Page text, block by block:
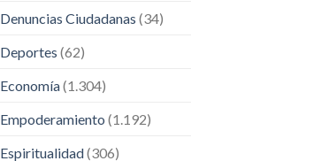
Denuncias Ciudadanas (34)
Deportes (62)
Economía(1.304)
Empoderamiento (1.192)
Espiritualidad(306)